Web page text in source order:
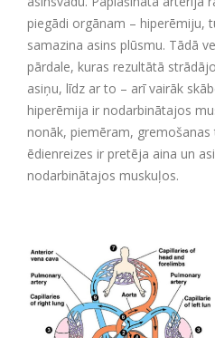
piegādi orgānam – hiperēmiju,
samazina asins plūsmu. Tādā
pārdale, kuras rezultātā
asiņu, līdz ar to – arī vairāk
hiperēmija ir nodarbinātajos
nonāk, piemēram, gremošanas
ēdienreizes ir pretēja aina un
nodarbinātajos muskuļos.